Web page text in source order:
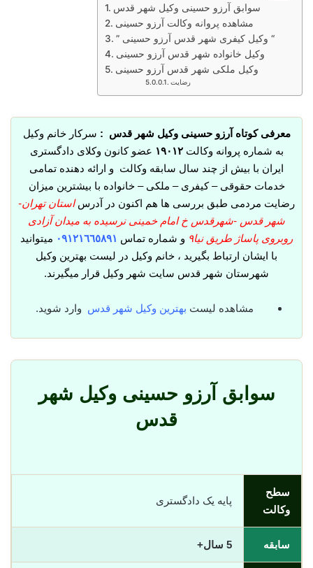
سوابق آرزو حسینی وکیل شهر قدس
مشاهده پروانه وکالت آرزو حسینی
” وکیل کیفری شهر قدس آرزو حسینی “
وکیل خانواده شهر قدس آرزو حسینی
وکیل ملکی شهر قدس آرزو حسینی
رضایت
معرفی کوتاه آرزو حسینی وکیل شهر قدس : سرکار خانم وکیل
به شماره پروانه وکالت١٩٠١٢ عضو کانون وکلای دادگستری
ایران با بیش از چند سال سابقه وکالت و ارائه دهنده تمامی
خدمات حقوقی – کیفری – ملکی – خانواده با بیشترین میزان
رضایت مردمی طبق بررسی ها هم اکنون در آدرساستان تهران-
شهر قدس -شهرقدس خ امام خمینی نرسیده به میدان آزادی
روبروی پاساژ طریق نیا۹
و شماره تماس ٠٩١٢١٦٦٥٨٩١ میتوانید
با ایشان ارتباط بگیرید ، خانم وکیل در لیست بهترین وکیل
شهرستان شهر قدس سایت شهر وکیل قرار میگیرند.
مشاهده لیست بهترین وکیل شهر قدس وارد شوید.
سوابق آرزو حسینی وکیل شهر
قدس
سطح
وکالت
پایه یک دادگستری
سابقه 5 سال+